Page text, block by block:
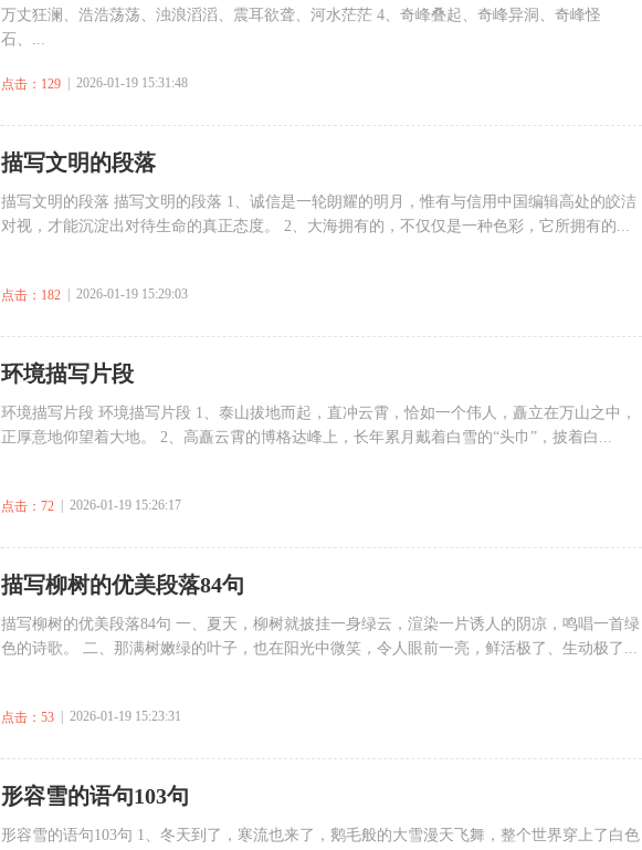
万丈狂澜、浩浩荡荡、浊浪滔滔、震耳欲聋、河水茫茫 4、奇峰叠起、奇峰异洞、奇峰怪
石、...
点击：129 | 2026-01-19 15:31:48
​描写文明的段落
描写文明的段落 描写文明的段落 1、诚信是一轮朗耀的明月，惟有与信用中国编辑高处的皎洁
对视，才能沉淀出对待生命的真正态度。 2、大海拥有的，不仅仅是一种色彩，它所拥有的...
点击：182 | 2026-01-19 15:29:03
​环境描写片段
环境描写片段 环境描写片段 1、泰山拔地而起，直冲云霄，恰如一个伟人，矗立在万山之中，
正厚意地仰望着大地。 2、高矗云霄的博格达峰上，长年累月戴着白雪的“头巾”，披着白...
点击：72 | 2026-01-19 15:26:17
​描写柳树的优美段落84句
描写柳树的优美段落84句 一、夏天，柳树就披挂一身绿云，渲染一片诱人的阴凉，鸣唱一首绿
色的诗歌。 二、那满树嫩绿的叶子，也在阳光中微笑，令人眼前一亮，鲜活极了、生动极了...
点击：53 | 2026-01-19 15:23:31
​形容雪的语句103句
形容雪的语句103句 1、冬天到了，寒流也来了，鹅毛般的大雪漫天飞舞，整个世界穿上了白色